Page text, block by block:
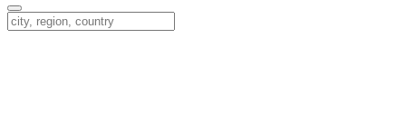
Change Location